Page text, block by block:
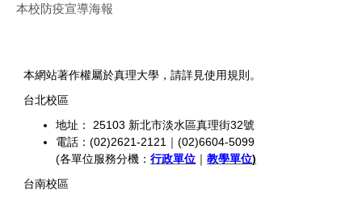
本校防疫宣導海報
本網站著作權屬於真理大學，請詳見使用規則。
台北校區
地址： 25103 新北市淡水區真理街32號
電話：(02)2621-2121｜(02)6604-5099
(各單位服務分機： 行政單位 ｜ 教學單位)
台南校區